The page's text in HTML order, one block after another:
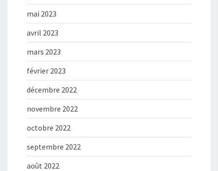
mai 2023
avril 2023
mars 2023
février 2023
décembre 2022
novembre 2022
octobre 2022
septembre 2022
août 2022